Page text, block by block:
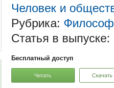
Человек и
Рубрика:
Статья в выпуске:
Бесплатный доступ
Читать Скачать